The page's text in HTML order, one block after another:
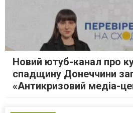
Новий ютуб-канал про
спадщину Донеччини
«Антикризовий медіа-